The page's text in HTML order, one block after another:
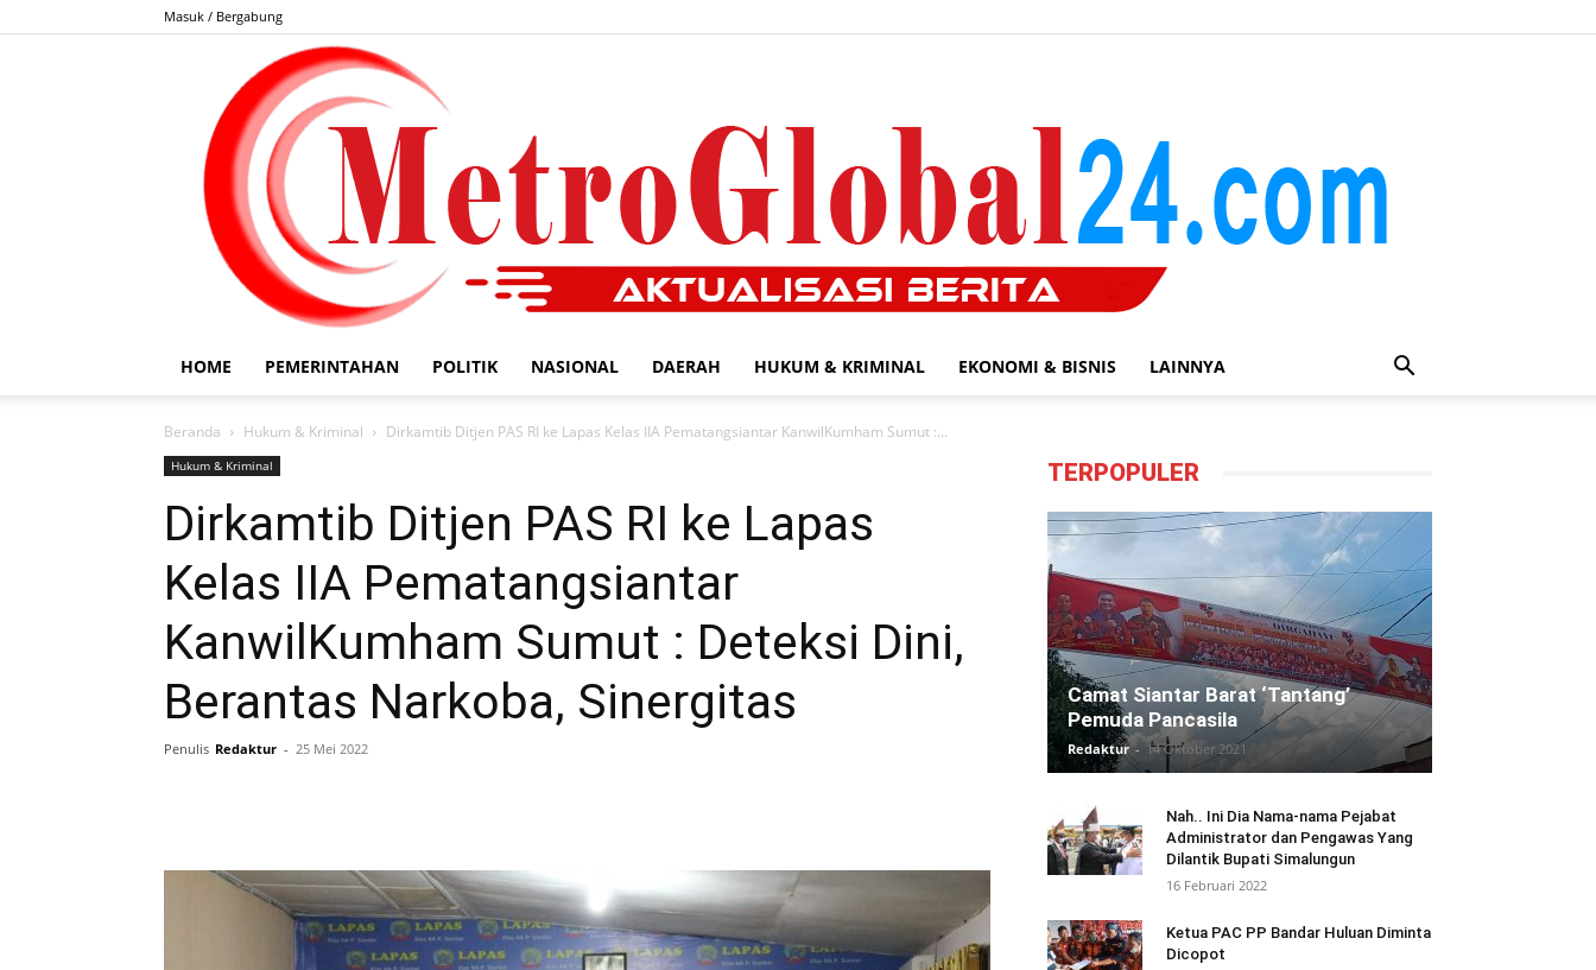
Masuk / Bergabung
HOME PEMERINTAHAN POLITIK NASIONAL DAERAH HUKUM & KRIMINAL EKONOMI & BISNIS LAINNYA
Beranda Hukum & Kriminal Dirkamtib Ditjen PAS RI ke Lapas Kelas IIA Pematangsiantar KanwilKumham Sumut :...
Hukum & Kriminal
Dirkamtib Ditjen PAS RI ke Lapas
Kelas IIA Pematangsiantar
KanwilKumham Sumut : Deteksi Dini,
Berantas Narkoba, Sinergitas
Penulis Redaktur - 25 Mei 2022
TERPOPULER
Camat Siantar Barat ‘Tantang’
Pemuda Pancasila
Redaktur - 14 Oktober 2021
Nah.. Ini Dia Nama-nama Pejabat
Administrator dan Pengawas Yang
Dilantik Bupati Simalungun
16 Februari 2022
Ketua PAC PP Bandar Huluan Diminta
Dicopot